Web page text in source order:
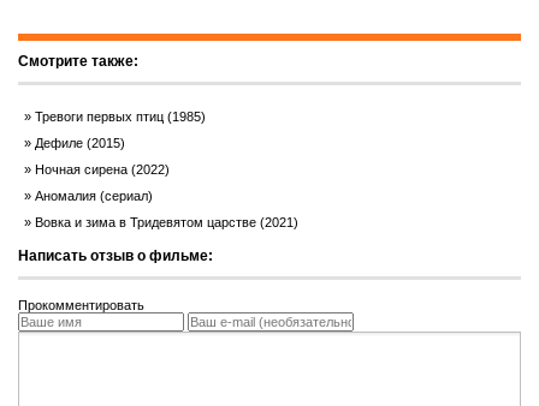
Смотрите также:
Тревоги первых птиц (1985)
Дефиле (2015)
Ночная сирена (2022)
Аномалия (сериал)
Вовка и зима в Тридевятом царстве (2021)
Написать отзыв о фильме:
Прокомментировать